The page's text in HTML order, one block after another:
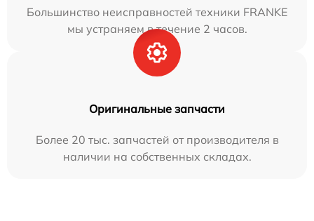
Большинство неисправностей техники FRANKE
мы устраняем в течение 2 часов.
Оригинальные запчасти
Более 20 тыс. запчастей от производителя в
наличии на собственных складах.